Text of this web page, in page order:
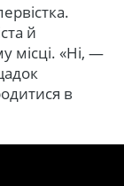
й
місці. «Ні, —
в